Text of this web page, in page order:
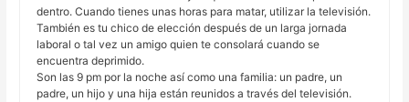
dentro. Cuando tienes unas horas para matar, utilizar la televisión.
También es tu chico de elección después de un larga jornada
laboral o tal vez un amigo quien te consolará cuando se
encuentra deprimido.
Son las 9 pm por la noche así como una familia: un padre, un
padre, un hijo y una hija están reunidos a través del televisión.